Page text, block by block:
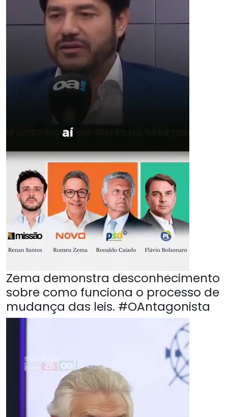
Zema demonstra desconhecimento
sobre como funciona o processo de
mudança das leis. #OAntagonista